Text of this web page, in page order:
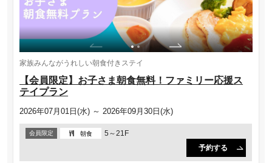
家族みんながうれしい朝食付きステイ
【会員限定】お子さま朝食無料！ファミリー応援ス
テイプラン
2026年07月01日(水) ～ 2026年09月30日(水)
会員限定 朝食
5～21F
予約する